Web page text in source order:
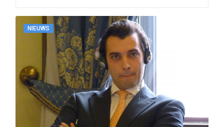
NIEUWS